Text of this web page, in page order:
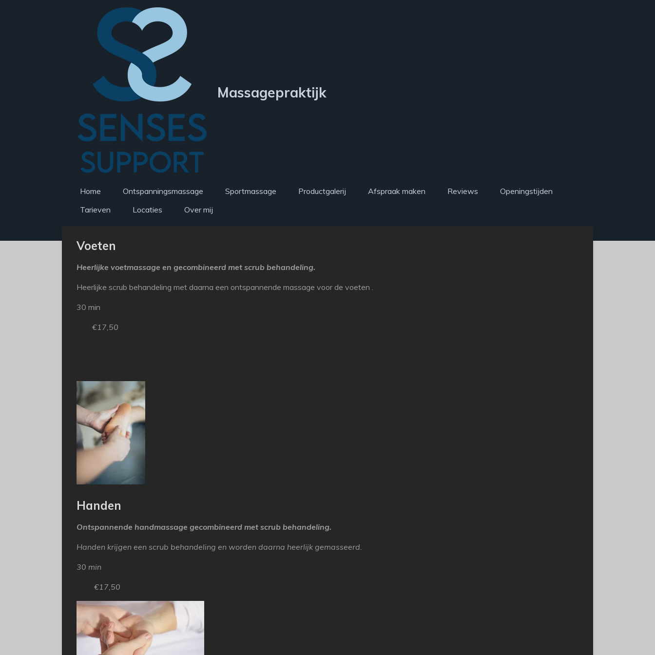
Massagepraktijk
Home Ontspanningsmassage Sportmassage Productgalerij Afspraak maken Reviews
Openingstijden
Tarieven
Locaties Over mij
Voeten
Heerlijke voetmassage en gecombineerd met scrub behandeling.
Heerlijke scrub behandeling met daarna een ontspannende massage voor de voeten .
30 min
€17,50
Handen
Ontspannende handmassage gecombineerd met scrub behandeling.
Handen krijgen een scrub behandeling en worden daarna heerlijk gemasseerd.
30 min
€17,50